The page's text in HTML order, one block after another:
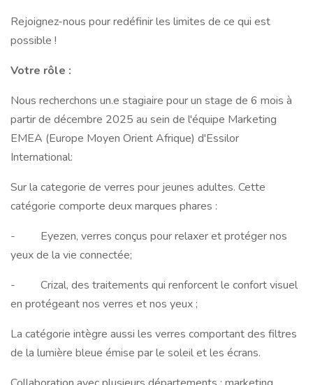
Rejoignez-nous pour redéfinir les limites de ce qui est
possible !
Votre rôle :
Nous recherchons un.e stagiaire pour un stage de 6 mois à
partir de décembre 2025 au sein de l'équipe Marketing
EMEA (Europe Moyen Orient Afrique) d'Essilor
International:
Sur la categorie de verres pour jeunes adultes. Cette
catégorie comporte deux marques phares :
- Eyezen, verres conçus pour relaxer et protéger nos
yeux de la vie connectée;
- Crizal, des traitements qui renforcent le confort visuel
en protégeant nos verres et nos yeux ;
La catégorie intègre aussi les verres comportant des filtres
de la lumière bleue émise par le soleil et les écrans.